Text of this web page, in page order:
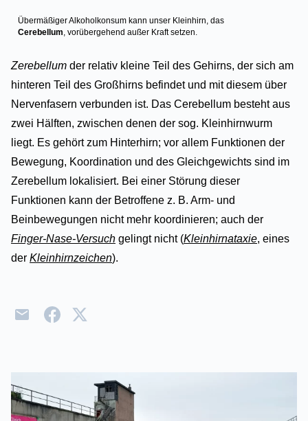
Übermäßiger Alkoholkonsum kann unser Kleinhirn, das
Cerebellum , vorübergehend außer Kraft setzen.
Zerebellum der relativ kleine Teil des Gehirns, der sich am
hinteren Teil des Großhirns befindet und mit diesem über
Nervenfasern verbunden ist. Das Cerebellum besteht aus
zwei Hälften, zwischen denen der sog. Kleinhirnwurm
liegt. Es gehört zum Hinterhirn; vor allem Funktionen der
Bewegung, Koordination und des Gleichgewichts sind im
Zerebellum lokalisiert. Bei einer Störung dieser
Funktionen kann der Betroffene z. B. Arm- und
Beinbewegungen nicht mehr koordinieren; auch der
Finger-Nase-Versuch gelingt nicht (Kleinhirnataxie, eines
der Kleinhirnzeichen).